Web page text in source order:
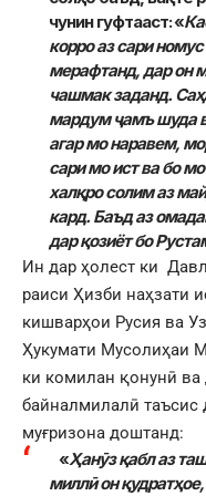
чунин гуфтааст:«
корро аз сари
мерафтанд, дар он
чашмак заданд.
мардум ҷамъ шуда
агар мо наравем,
сари мо ист ва бо
халқро солим аз
кард. Баъд аз
дар қозиёт бо
Ин дар ҳолест ки
раиси Ҳизби наҳзати
кишварҳои Русия ва
Ҳукумати Мусолиҳаи
ки комилан қонунӣ ва
байналмилалӣ таъсис
муғризона доштанд:
«Ҳанӯз қабл аз
миллӣ он